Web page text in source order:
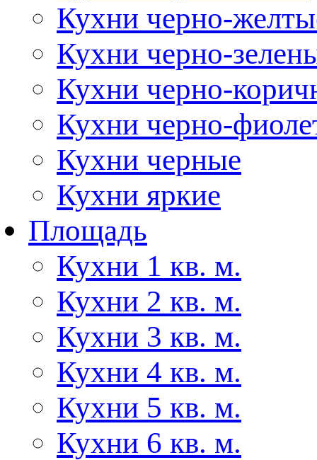
Кухни черно-
Кухни черно-
Кухни черно-
Кухни черно-
Кухни черные
Кухни яркие
Площадь
Кухни 1 кв. м.
Кухни 2 кв. м.
Кухни 3 кв. м.
Кухни 4 кв. м.
Кухни 5 кв. м.
Кухни 6 кв. м.